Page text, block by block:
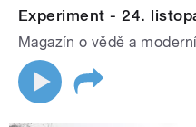
Experiment - 24.
Magazín o vědě a